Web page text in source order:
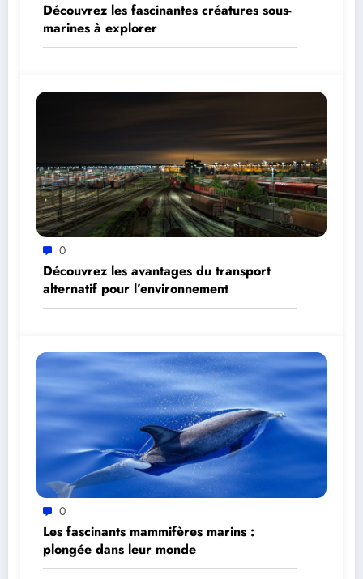
Découvrez les fascinantes créatures sous-
marines à explorer
0
Découvrez les avantages du transport
alternatif pour l’environnement
0
Les fascinants mammifères marins :
plongée dans leur monde